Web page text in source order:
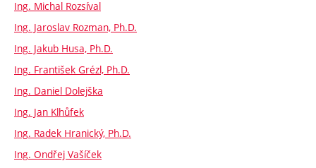
Ing. Michal Rozsíval
Ing. Jaroslav Rozman, Ph.D.
Ing. Jakub Husa, Ph.D.
Ing. František Grézl, Ph.D.
Ing. Daniel Dolejška
Ing. Jan Klhůfek
Ing. Radek Hranický, Ph.D.
Ing. Ondřej Vašíček